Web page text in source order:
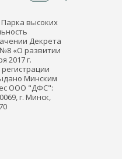
высоких
Декрета
«О развитии
2017 г.
Минским
ООО "ДФС":
г. Минск,